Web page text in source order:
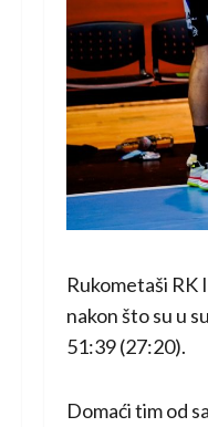
Rukometaši RK
nakon što su u
51:39 (27:20).
Domaći tim od